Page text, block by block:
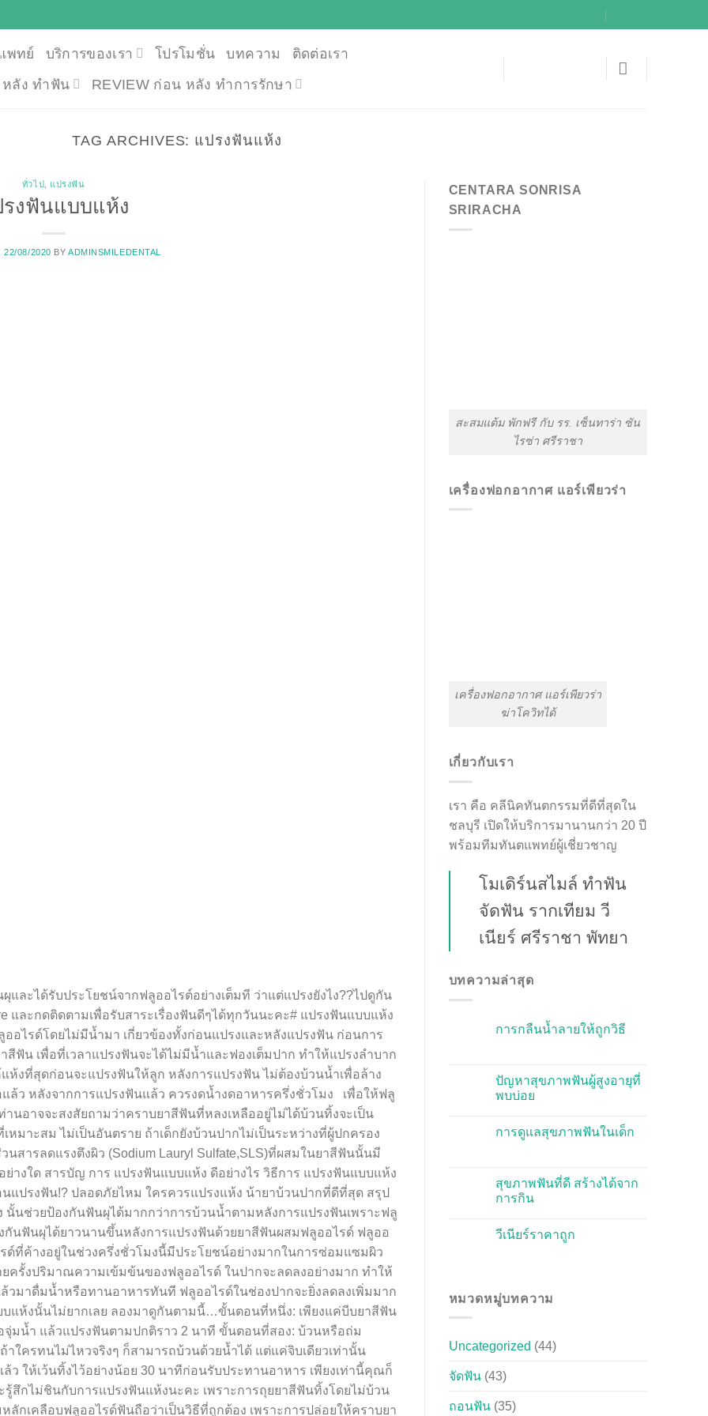
พทย์ บริการของเรา โปรโมชั่น บทความ
ติดต่อเรา
ลัง ทำฟัน
REVIEW ก่อน หลัง ทำการรักษา
TAG ARCHIVES: แปรงฟันแห้ง
ทั่วไป แปรงฟัน
งฟันแบบแห้ง
22/08/2020 BY ADMINSMILEDENTAL
ละได้รับประโยชน์จากฟลูออไรต์อย่างเต็มที ว่าแต่แปรงยังไง??ไปดูกัน
และกดติดตามเพื่อรับสาระเรื่องฟันดีๆได้ทุกวันนะคะ# แปรงฟันแบบแห้ง
ไรด์โดยไม่มีน้ำมา เกี่ยวข้องทั้งก่อนแปรงและหลังแปรงฟัน ก่อนการ
ฟัน เพื่อที่เวลาแปรงฟันจะได้ไม่มีน้ำและฟองเต็มปาก ทำให้แปรงลำบาก
ห้งที่สุดก่อนจะแปรงฟันให้ลูก หลังการแปรงฟัน ไม่ต้องบ้วนน้ำเพื่อล้าง
ว หลังจากการแปรงฟันแล้ว ควรงดน้ำงดอาหารครึ่งชั่วโมง เพื่อให้ฟลู
อาจจะสงสัยถามว่าคราบยาสีฟันที่หลงเหลืออยู่ไม่ได้บ้วนทิ้งจะเป็น
มาะสม ไม่เป็นอันตราย ถ้าเด็กยังบ้วนปากไม่เป็นระหว่างที่ผู้ปกครอง
สารลดแรงตึงผิว (Sodium Lauryl Sulfate,SLS)ที่ผสมในยาสีฟันนั้นมี
างใด สารบัญ การ แปรงฟันแบบแห้ง ดีอย่างไร วิธีการ แปรงฟันแบบแห้ง
แปรงฟัน!? ปลอดภัยไหม ใครควรแปรงแห้ง น้ายาบ้วนปากที่ดีที่สุด สรุป
นช่วยป้องกันฟันผุได้มากกว่าการบ้วนน้ำตามหลังการแปรงฟันเพราะฟลู
กันฟันผุได้ยาวนานขึ้นหลังการแปรงฟันด้วยยาสีฟันผสมฟลูออไรด์ ฟลูออ
ที่ค้างอยู่ในช่วงครึ่งชั่วโมงนี้มีประโยชน์อย่างมากในการซ่อมแซมผิว
รั้งปริมาณความเข้มข้นของฟลูออไรด์ ในปากจะลดลงอย่างมาก ทำให้
วมาดื่มน้ำหรือทานอาหารทันที ฟลูออไรด์ในช่องปากจะยิ่งลดลงเพิ่มมาก
ห้งนั้นไม่ยากเลย ลองมาดูกันตามนี้…ขั้นตอนที่หนึ่ง: เพียงแค่บีบยาสีฟัน
มน้ำ แล้วแปรงฟันตามปกติราว 2 นาที ขั้นตอนที่สอง: บ้วนหรือถ่ม
ใครทนไม่ไหวจริงๆ ก็สามารถบ้วนด้วยน้ำได้ แต่แค่จิบเดียวเท่านั้น
ให้เว้นทิ้งไว้อย่างน้อย 30 นาทีก่อนรับประทานอาหาร เพียงเท่านี้คุณก็
สึกไม่ชินกับการแปรงฟันแห้งนะคะ เพราะการถุยยาสีฟันทิ้งโดยไม่บ้วน
ลักเคลือบฟลูออไรด์ฟันถือว่าเป็นวิธีที่ถูกต้อง เพราะการปล่อยให้คราบยา
CENTARA SONRISA
SRIRACHA
สะสมแต้ม พักฟรี กับ รร. เซ็นทาร่า ซัน
ไรซ่า ศรีราชา
เครื่องฟอกอากาศ แอร์เพียวร่า
เครื่องฟอกอากาศ แอร์เพียวร่า
ฆ่าโควิทได้
เกี่ยวกับเรา
เรา คือ คลีนิคทันตกรรมที่ดีที่สุดใน
ชลบุรี เปิดให้บริการมานานกว่า 20 ปี
พร้อมทีมทันตแพทย์ผู้เชี่ยวชาญ
โมเดิร์นสไมล์ ทำฟัน
จัดฟัน รากเทียม วี
เนียร์ ศรีราชา พัทยา
บทความล่าสุด
การกลืนน้ำลายให้ถูกวิธี
ปัญหาสุขภาพฟันผู้สูงอายุที่
พบบ่อย
การดูแลสุขภาพฟันในเด็ก
สุขภาพฟันที่ดี สร้างได้จาก
การกิน
วีเนียร์ราคาถูก
หมวดหมู่บทความ
Uncategorized (44)
จัดฟัน(43)
ถอนฟัน(35)